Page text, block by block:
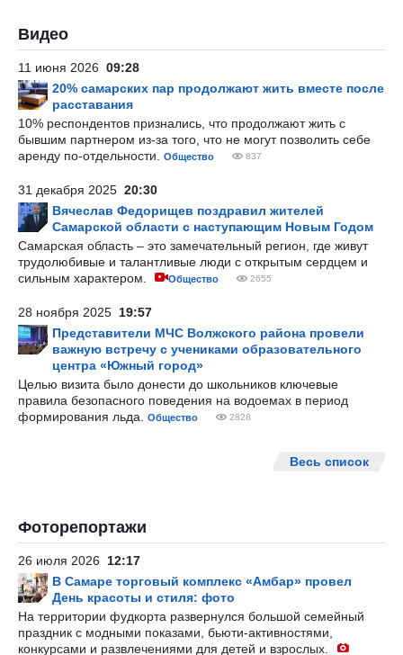
Видео
11 июня 2026 09:28
20% самарских пар продолжают жить вместе после
расставания
10% респондентов признались, что продолжают жить с
бывшим партнером из-за того, что не могут позволить себе
аренду по-отдельности.
Общество 837
31 декабря 2025 20:30
Вячеслав Федорищев поздравил жителей
Самарской области с наступающим Новым Годом
Самарская область – это замечательный регион, где живут
трудолюбивые и талантливые люди с открытым сердцем и
сильным характером.
Общество 2655
28 ноября 2025 19:57
Представители МЧС Волжского района провели
важную встречу с учениками образовательного
центра «Южный город»
Целью визита было донести до школьников ключевые
правила безопасного поведения на водоемах в период
формирования льда.
Общество 2828
Весь список
Фоторепортажи
26 июля 2026 12:17
В Самаре торговый комплекс «Амбар» провел
День красоты и стиля: фото
На территории фудкорта развернулся большой семейный
праздник с модными показами, бьюти-активностями,
конкурсами и развлечениями для детей и взрослых.